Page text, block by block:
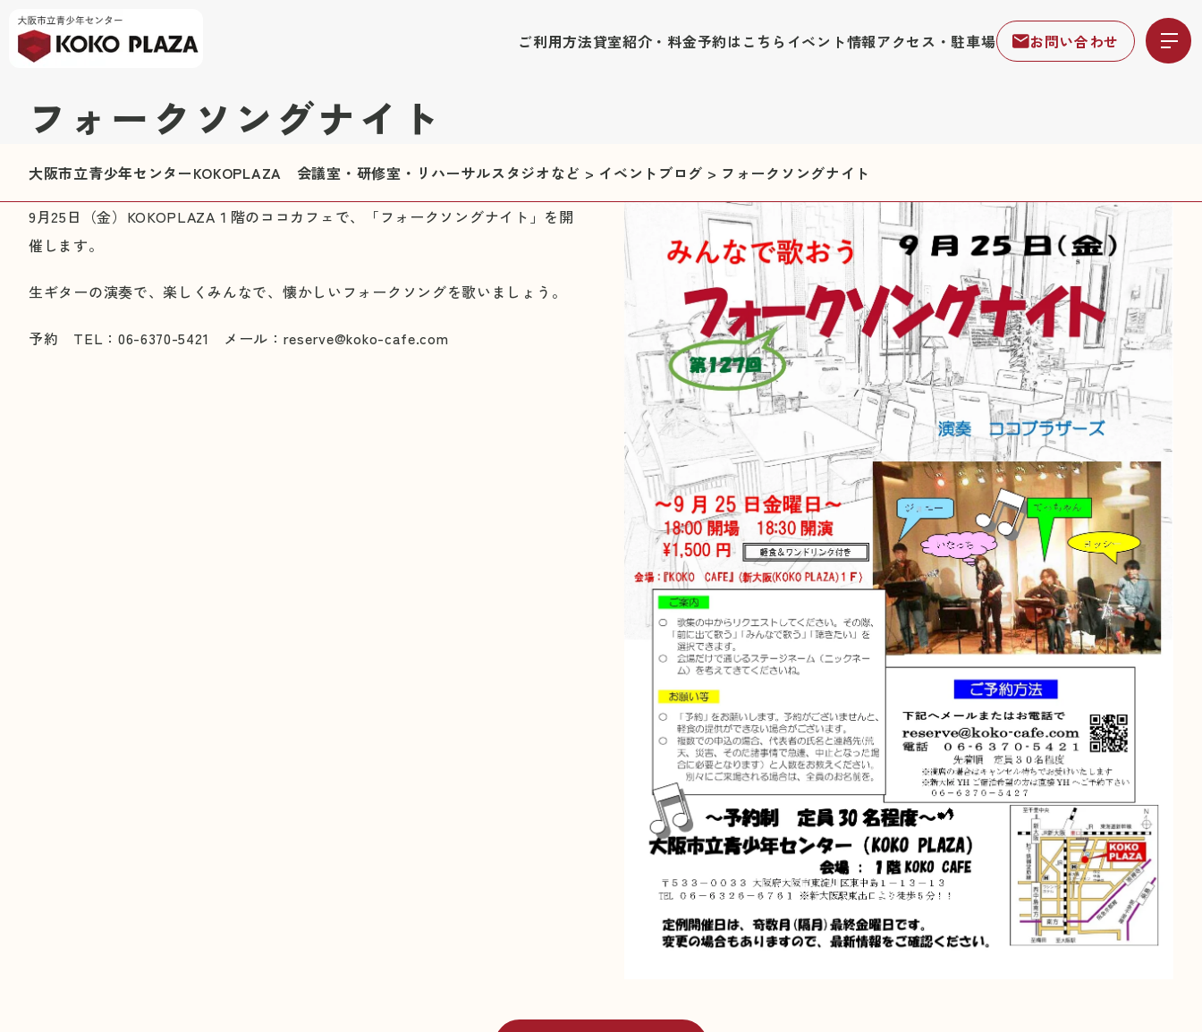
ご利用方法貸室紹介・料金予約はこちら イベント情報アクセス・駐車場 お問い合わせ
フォークソングナイト
大阪市立青少年センターKOKOPLAZA 会議室・研修室・リハーサルスタジオなど > イベントブログ > フォークソングナイト
9月25日（金）KOKOPLAZA１階のココカフェで、「フォークソングナイト」を開
催します。
生ギターの演奏で、楽しくみんなで、懐かしいフォークソングを歌いましょう。
予約 TEL：06-6370-5421 メール：reserve@koko-cafe.com